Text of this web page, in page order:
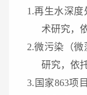
1.再生水深度
术研究，
2.微污染（微
研究，依
3. 国家863项